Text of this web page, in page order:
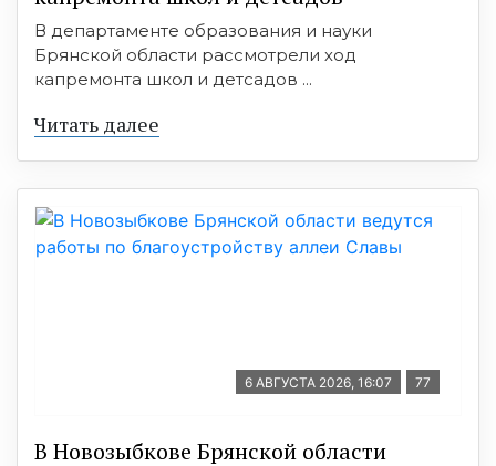
В департаменте образования и науки
Брянской области рассмотрели ход
капремонта школ и детсадов ...
Читать далее
6 АВГУСТА 2026, 16:07 77
В Новозыбкове Брянской области